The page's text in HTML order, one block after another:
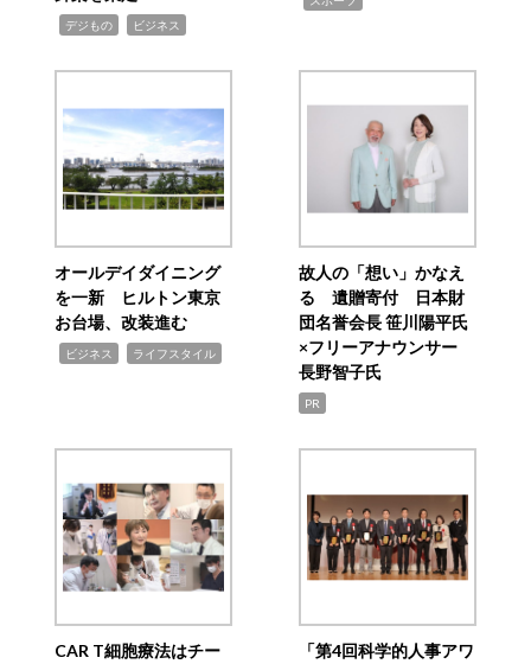
デジもの ビジネス
オールデイダイニング
を一新 ヒルトン東京
お台場、改装進む
ビジネス ライフスタイル
故人の「想い」かなえ
る 遺贈寄付 日本財
団名誉会長 笹川陽平氏
×フリーアナウンサー
長野智子氏
PR
CAR T細胞療法はチー
「第4回科学的人事アワ